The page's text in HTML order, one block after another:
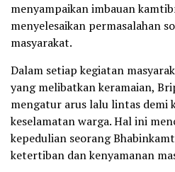
menyampaikan imbauan
menyelesaikan permasalahan
masyarakat.
Dalam setiap kegiatan
yang melibatkan keramaian,
mengatur arus lalu lintas demi
keselamatan warga. Hal ini
kepedulian seorang
ketertiban dan kenyamanan